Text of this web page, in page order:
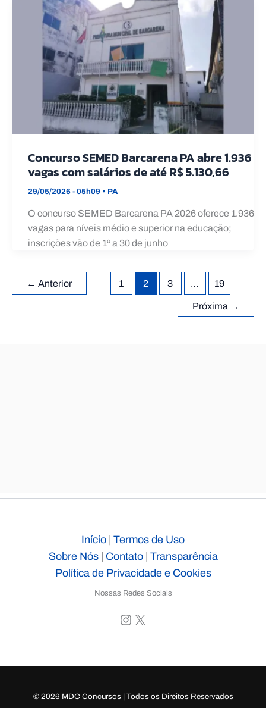
Concurso SEMED Barcarena PA abre 1.936
vagas com salários de até R$ 5.130,66
29/05/2026 - 05h09 • PA
O concurso SEMED Barcarena PA 2026 oferece 1.936
vagas para níveis médio e superior na educação;
inscrições vão de 1º a 30 de junho
← Anterior 1 2 3 … 19
Próxima →
Início Termos de Uso
Sobre Nós| Contato| Transparência
Política de Privacidade e Cookies
Nossas Redes Sociais
Instagram
X
© 2026 MDC Concursos | Todos os Direitos Reservados